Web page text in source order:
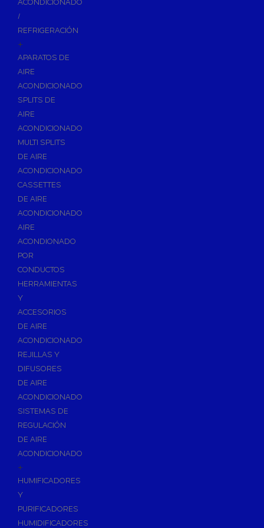
Asientos y Tapas de WC
Lavabos
Urinarios
Bidés
Vertederos Baño
Sanitarios Suspendidos
Placas de Accionamiento para Cisternas
Cisternas Empotradas
Seguridad en el Baño
Wellness
Calefacción y A.C.S
Accesorios de Calefacción
Vasos de Expansión
Termometros
Otros accesorios de calefacción
Accesorios de Radiadores
Tapones, purgadores y accesorios para radiador
Soportes para Radiadores
Acumuladores e Interacumuladores
Bombas Circuladoras / Grupos de Bombeo
Bombas de Calefacción
Bombas Simples para ACS
Calderas
Grupos Térmicos de Gasóleo
ACONDICIONADO
/
REFRIGERACIÓN
+
APARATOS DE
AIRE
ACONDICIONADO
SPLITS DE
AIRE
ACONDICIONADO
MULTI SPLITS
DE AIRE
ACONDICIONADO
CASSETTES
DE AIRE
ACONDICIONADO
AIRE
ACONDIONADO
POR
CONDUCTOS
HERRAMIENTAS
Y
ACCESORIOS
DE AIRE
ACONDICIONADO
REJILLAS Y
DIFUSORES
DE AIRE
ACONDICIONADO
SISTEMAS DE
REGULACIÓN
DE AIRE
ACONDICIONADO
+
HUMIFICADORES
Y
PURIFICADORES
HUMIDIFICADORES